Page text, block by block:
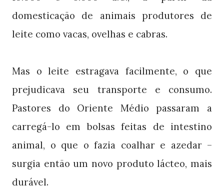
domesticação de animais produtores de
leite como vacas, ovelhas e cabras.
Mas o leite estragava facilmente, o que
prejudicava seu transporte e consumo.
Pastores do Oriente Médio passaram a
carregá-lo em bolsas feitas de intestino
animal, o que o fazia coalhar e azedar –
surgia então um novo produto lácteo, mais
durável.